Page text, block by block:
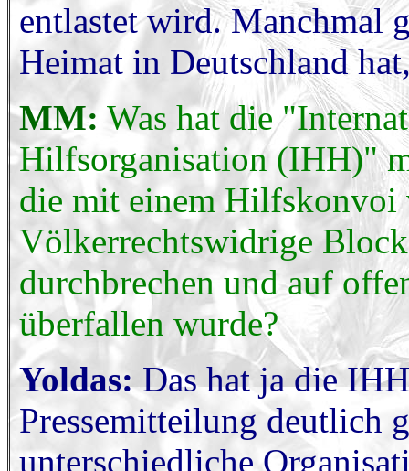
entlastet wird. Manchmal
Heimat in Deutschland
MM: Was hat die
Hilfsorganisation (IHH)"
die mit einem Hilfskonvoi
Völkerrechtswidrige
durchbrechen und auf
überfallen wurde?
Yoldas:Das hat ja die
Pressemitteilung deutlich
unterschiedliche